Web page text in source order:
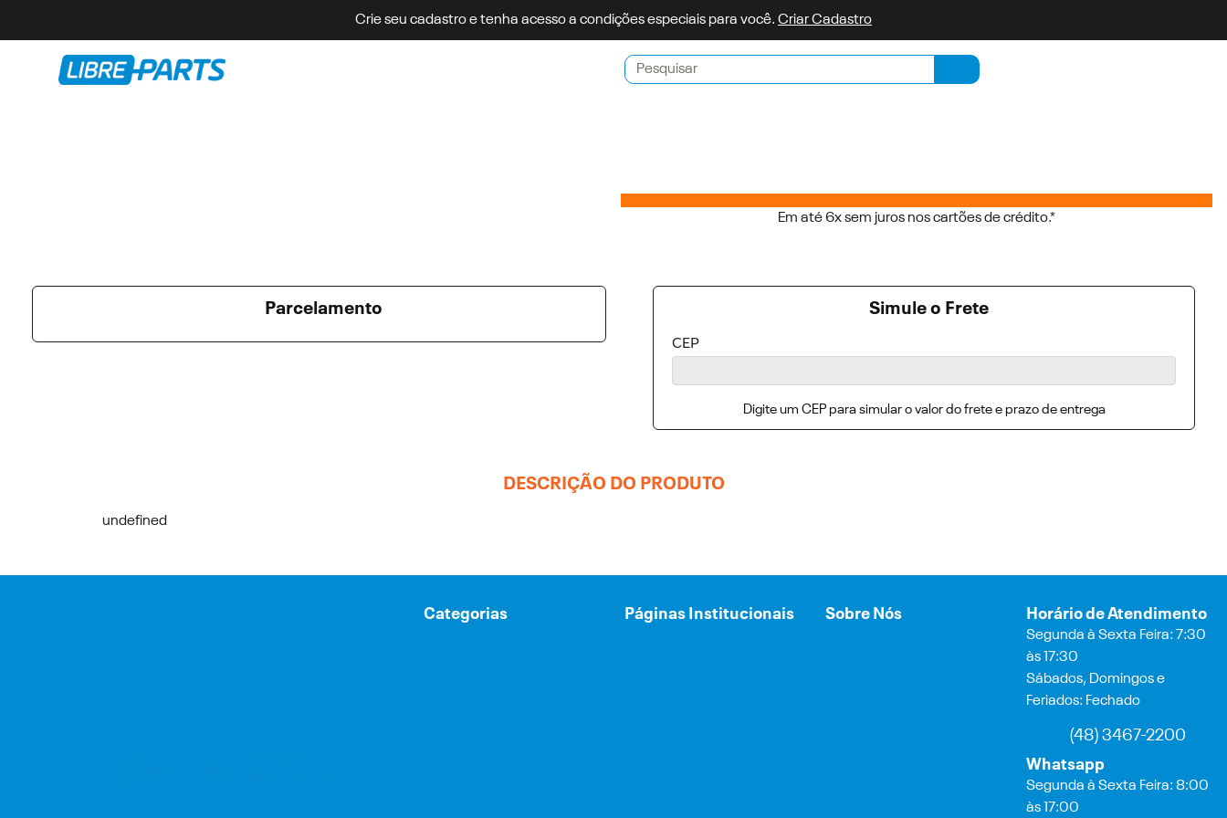
Crie seu cadastro e tenha acesso a condições especiais para você. Criar Cadastro
Pesquisar
Pesquisar
Em até 6x sem juros nos cartões de crédito.*
Parcelamento Simule o Frete
CEP
Digite um CEP para simular o valor do frete e prazo de entrega
DESCRIÇÃO DO PRODUTO
undefined
Categorias Páginas Institucionais Sobre Nós Horário de Atendimento
Segunda à Sexta Feira: 7:30
às 17:30
Sábados, Domingos e
Feriados: Fechado
(48) 3467-2200
Whatsapp
Segunda à Sexta Feira: 8:00
às 17:00